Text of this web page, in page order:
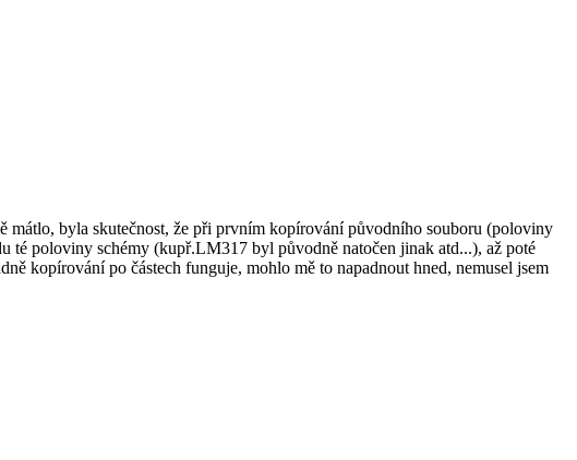
mátlo, byla skutečnost, že při prvním kopírování původního souboru (poloviny
té poloviny schémy (kupř.LM317 byl původně natočen jinak atd...), až poté
kopírování po částech funguje, mohlo mě to napadnout hned, nemusel jsem